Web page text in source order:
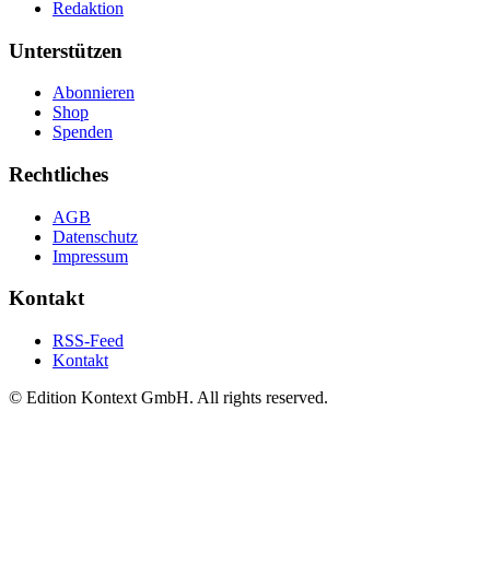
Redaktion
Unterstützen
Abonnieren
Shop
Spenden
Rechtliches
AGB
Datenschutz
Impressum
Kontakt
RSS-Feed
Kontakt
© Edition Kontext GmbH. All rights reserved.